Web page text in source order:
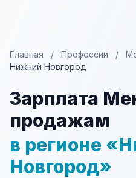
Главная / Профессии /
Нижний Новгород
Зарплата
продажам
в регионе
Новгород»